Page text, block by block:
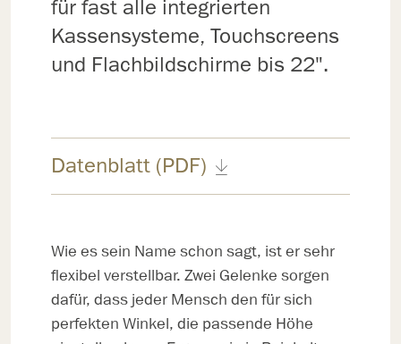
für fast alle integrierten
Kassensysteme, Touchscreens
und Flachbildschirme bis 22".
Datenblatt (PDF)
Wie es sein Name schon sagt, ist er sehr
flexibel verstellbar. Zwei Gelenke sorgen
dafür, dass jeder Mensch den für sich
perfekten Winkel, die passende Höhe